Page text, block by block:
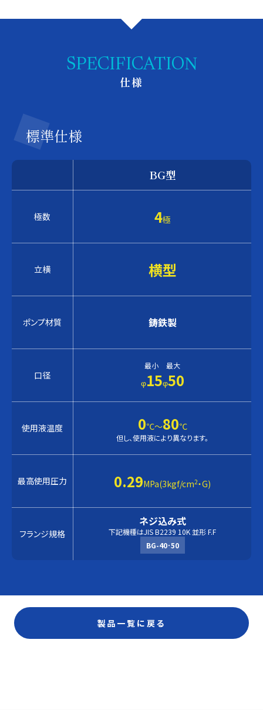
SPECIFICATION
仕様
標準仕様
BG型
極数 4極
立横 横型
ポンプ材質 鋳鉄製
口径
最小
φ15
最大
φ50
使用液温度 0℃〜80℃
但し、使用液により異なります。
最高使用圧力 0.29MPa(3kgf/cm2・G)
フランジ規格
ネジ込み式
下記機種はJIS B2239 10K 並形 F.F
BG-40･50
製品一覧に戻る